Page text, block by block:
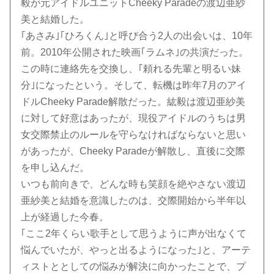
毅が元アイドルユニットCheeky Paradeの渡辺亜紗
美と結婚した。
｢あさみ｣｢ひろくん｣と呼び合う2人の出会いは、10年
前。2010年公開された映画｢ラムネ｣の共演だった。
この時に連絡先を交換し、｢頼れる先輩と明るい妹
分｣になったという。そして、転機は昨年7月のアイ
ドルCheeky Parade解散だった。紘毅は渡辺亜紗美
に対して好意はあったが、現役アイドルのうちは男
女交際禁止のルールを守らなければならないと思い
があったが、Cheeky Paradeが解散し、直後に交際
を申し込んだ。
いつも前向きで、どんな時も笑顔を絶やさない渡辺
亜紗美と結婚を意識したのは、交際開始から半年以
上が経過した今春。
｢ここ2年くらい歌手として思うように声が出なくて
悩んでいたが、やっと出るようになった｣と、アーテ
ィストととしての悩みが解決に向かったことで、プ